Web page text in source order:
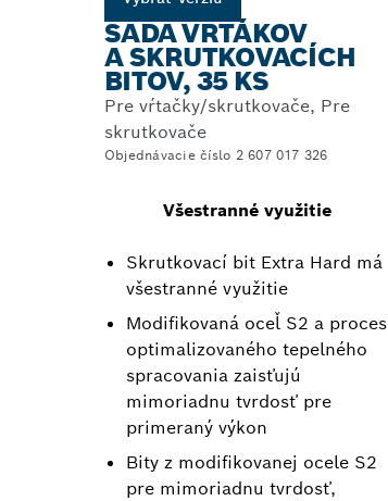
SADA VRTÁKOV
A SKRUTKOVACÍCH
BITOV, 35 KS
Pre vŕtačky/skrutkovače, Pre
skrutkovače
Objednávacie číslo 2 607 017 326
Všestranné využitie
Skrutkovací bit Extra Hard má
všestranné využitie
Modifikovaná oceľ S2 a proces
optimalizovaného tepelného
spracovania zaisťujú
mimoriadnu tvrdosť pre
primeraný výkon
Bity z modifikovanej ocele S2
pre mimoriadnu tvrdosť,